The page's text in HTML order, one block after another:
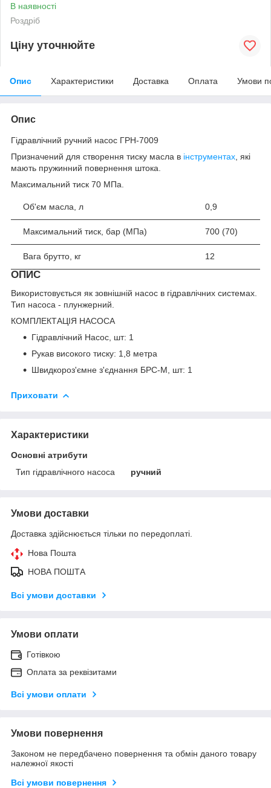
В наявності
Роздріб
Ціну уточнюйте
Опис Характеристики Доставка Оплата Умови
Опис
Гідравлічний ручний насос ГРН-7009
Призначений для створення тиску масла в інструментах , які
мають пружинний повернення штока.
Максимальний тиск 70 МПа.
Об'єм масла, л 0,9
Максимальний тиск, бар (МПа) 700 (70)
Вага брутто, кг 12
ОПИС
Використовується як зовнішній насос в гідравлічних системах.
Тип насоса - плунжерний.
КОМПЛЕКТАЦІЯ НАСОСА
Гідравлічний Насос, шт: 1
Рукав високого тиску: 1,8 метра
Швидкороз'ємне з'єднання БРС-М, шт: 1
Приховати
Характеристики
Основні атрибути
Тип гідравлічного насоса
ручний
Умови доставки
Доставка здійснюється тільки по передоплаті.
Нова Пошта
НОВА ПОШТА
Всі умови доставки
Умови оплати
Готівкою
Оплата за реквізитами
Всі умови оплати
Умови повернення
Законом не передбачено повернення та обмін даного товару
належної якості
Всі умови повернення